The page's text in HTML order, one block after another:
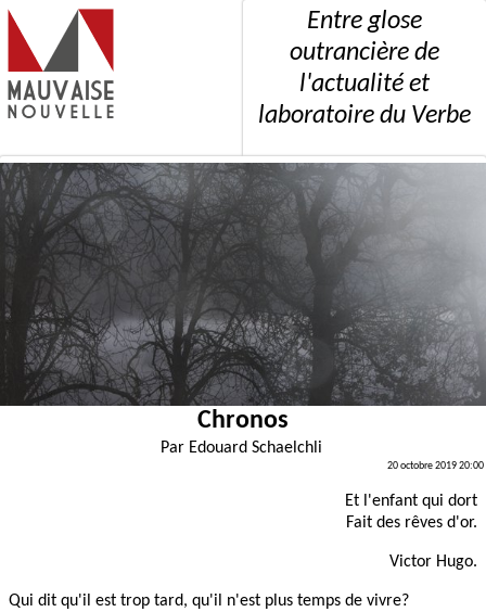
Entre glose
outrancière de
l'actualité et
laboratoire du Verbe
Chronos
Par Edouard Schaelchli
20 octobre 2019 20:00
Et l'enfant qui dort
Fait des rêves d'or.
Victor Hugo.
Qui dit qu'il est trop tard, qu'il n'est plus temps de vivre?